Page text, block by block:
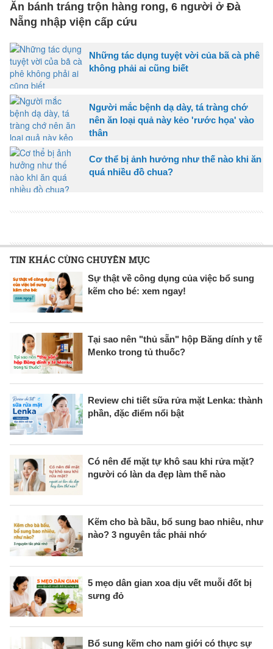
Ăn bánh tráng trộn hàng rong, 6 người ở Đà
Nẵng nhập viện cấp cứu
Những tác dụng tuyệt vời của bã cà phê
không phải ai cũng biết
Người mắc bệnh dạ dày, tá tràng chớ
nên ăn loại quả này kẻo 'rước họa' vào
thân
Cơ thể bị ảnh hưởng như thế nào khi ăn
quá nhiều đồ chua?
TIN KHÁC CÙNG CHUYÊN MỤC
Sự thật về công dụng của việc bổ sung
kẽm cho bé: xem ngay!
Tại sao nên "thủ sẵn" hộp Băng dính y tế
Menko trong tủ thuốc?
Review chi tiết sữa rửa mặt Lenka: thành
phần, đặc điểm nổi bật
Có nên để mặt tự khô sau khi rửa mặt?
người có làn da đẹp làm thế nào
Kẽm cho bà bầu, bổ sung bao nhiêu, như
nào? 3 nguyên tắc phải nhớ
5 mẹo dân gian xoa dịu vết muỗi đốt bị
sưng đỏ
Bổ sung kẽm cho nam giới có thực sự